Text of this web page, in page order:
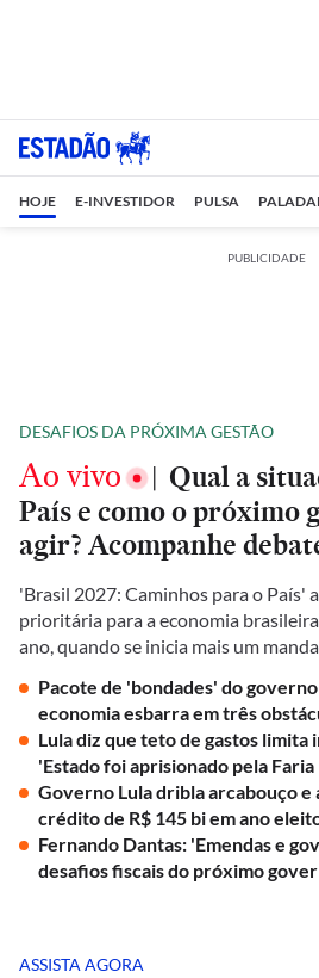
HOJE E-INVESTIDOR PULSA
PUBLICIDADE
DESAFIOS DA PRÓXIMA GESTÃO
Ao vivo | Qual a
País e como o próximo
agir? Acompanhe
'Brasil 2027: Caminhos para o País'
prioritária para a economia
ano, quando se inicia mais um
Pacote de 'bondades' do
economia esbarra em três
Lula diz que teto de gastos limita
'Estado foi aprisionado pela Faria
Governo Lula dribla arcabouço e
crédito de R$ 145 bi em ano
Fernando Dantas: 'Emendas e
desafios fiscais do próximo
ASSISTA AGORA